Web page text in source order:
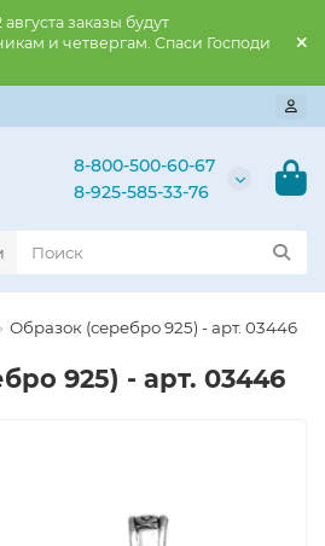
заказы будут
и четвергам. Спаси Господи
8-800-500-60-67
8-925-585-33-76
Образок (серебро 925) - арт. 03446
925) - арт. 03446